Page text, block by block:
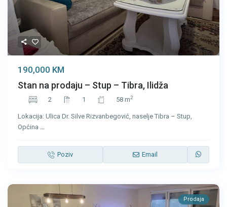
190,000 KM
Stan na prodaju – Stup – Tibra, Ilidža
2 1 58 m2
Lokacija: Ulica Dr. Silve Rizvanbegović, naselje Tibra – Stup,
Općina ...
Poziv Email
Prodaja